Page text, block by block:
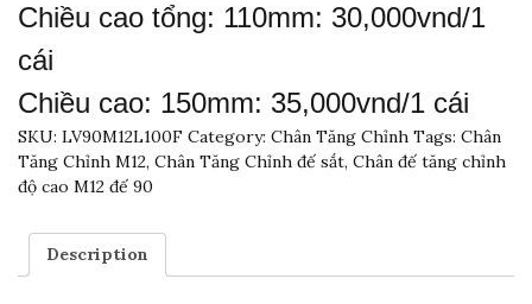
Chiều cao tổng: 110mm: 30,000vnd/1
cái
Chiều cao: 150mm: 35,000vnd/1 cái
SKU: LV90M12L100F Category: Chân Tăng Chỉnh Tags: Chân
Tăng Chỉnh M12, Chân Tăng Chỉnh đế sắt, Chân đế tăng chỉnh
độ cao M12 đế 90
Description